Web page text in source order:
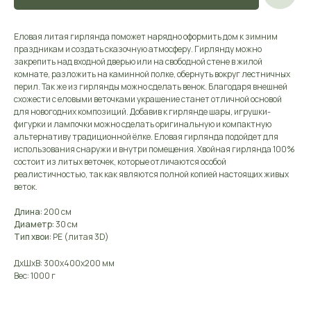
Еловая литая гирлянда поможет нарядно оформить дом к зимним
праздникам и создать сказочную атмосферу. Гирлянду можно
закрепить над входной дверью или на свободной стене в жилой
комнате, разложить на каминной полке, обернуть вокруг лестничных
перил. Так же из гирлянды можно сделать венок. Благодаря внешней
схожести с еловыми веточками украшение станет отличной основой
для новогодних композиций. Добавив к гирлянде шары, игрушки-
фигурки и лампочки можно сделать оригинальную и компактную
альтернативу традиционной ёлке. Еловая гирлянда подойдет для
использования снаружи и внутри помещения. Хвойная гирлянда 100%
состоит из литых веточек, которые отличаются особой
реалистичностью, так как являются полной копией настоящих живых
веток.
Длина:200 см
Диаметр:30 см
Тип хвои: PE (литая 3D)
ДxШxВ: 300x400x200 мм
Вес: 1000 г